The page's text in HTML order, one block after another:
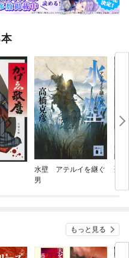
水壁 アテルイを継ぐ
男
聖
もっと見る